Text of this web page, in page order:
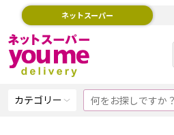
ネットスーパー
カテゴリー